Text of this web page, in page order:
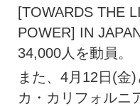
[TOWARDS THE
POWER] IN
34,000人を動員。
また、4月12日(金
カ・カリフォルニ